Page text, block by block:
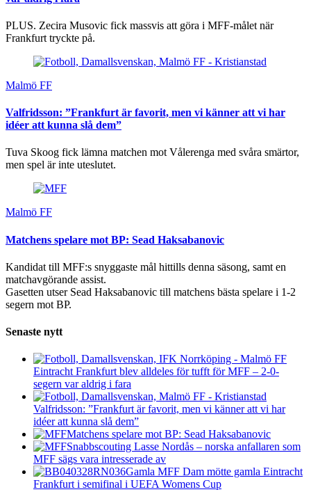
PLUS. Zecira Musovic fick massvis att göra i MFF-målet när
Frankfurt tryckte på.
Malmö FF
Valfridsson: ”Frankfurt är favorit, men vi känner att vi har
idéer att kunna slå dem”
Tuva Skoog fick lämna matchen mot Vålerenga med svåra smärtor,
men spel är inte uteslutet.
Malmö FF
Matchens spelare mot BP: Sead Haksabanovic
Kandidat till MFF:s snyggaste mål hittills denna säsong, samt en
matchavgörande assist.
Gasetten utser Sead Haksabanovic till matchens bästa spelare i 1-2
segern mot BP.
Senaste nytt
Eintracht Frankfurt blev alldeles för tufft för MFF – 2-0-
segern var aldrig i fara
Valfridsson: ”Frankfurt är favorit, men vi känner att vi har
idéer att kunna slå dem”
Matchens spelare mot BP: Sead Haksabanovic
Snabbscouting Lasse Nordås – norska anfallaren som
MFF sägs vara intresserade av
Gamla MFF Dam mötte gamla Eintracht
Frankfurt i semifinal i UEFA Womens Cup